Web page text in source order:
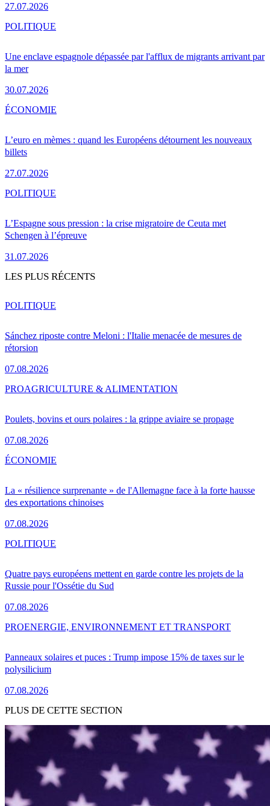
27.07.2026
Une enclave espagnole dépassée par l'afflux de migrants arrivant par
la mer
30.07.2026
POLITIQUE
L’euro en mèmes : quand les Européens détournent les nouveaux
billets
27.07.2026
ÉCONOMIE
L’Espagne sous pression : la crise migratoire de Ceuta met
Schengen à l’épreuve
31.07.2026
POLITIQUE
LES PLUS RÉCENTS
Sánchez riposte contre Meloni : l'Italie menacée de mesures de
rétorsion
07.08.2026
POLITIQUE
Poulets, bovins et ours polaires : la grippe aviaire se propage
07.08.2026
PROAGRICULTURE & ALIMENTATION
La « résilience surprenante » de l'Allemagne face à la forte hausse
des exportations chinoises
07.08.2026
ÉCONOMIE
Quatre pays européens mettent en garde contre les projets de la
Russie pour l'Ossétie du Sud
07.08.2026
POLITIQUE
Panneaux solaires et puces : Trump impose 15% de taxes sur le
polysilicium
07.08.2026
PROENERGIE, ENVIRONNEMENT ET TRANSPORT
PLUS DE CETTE SECTION